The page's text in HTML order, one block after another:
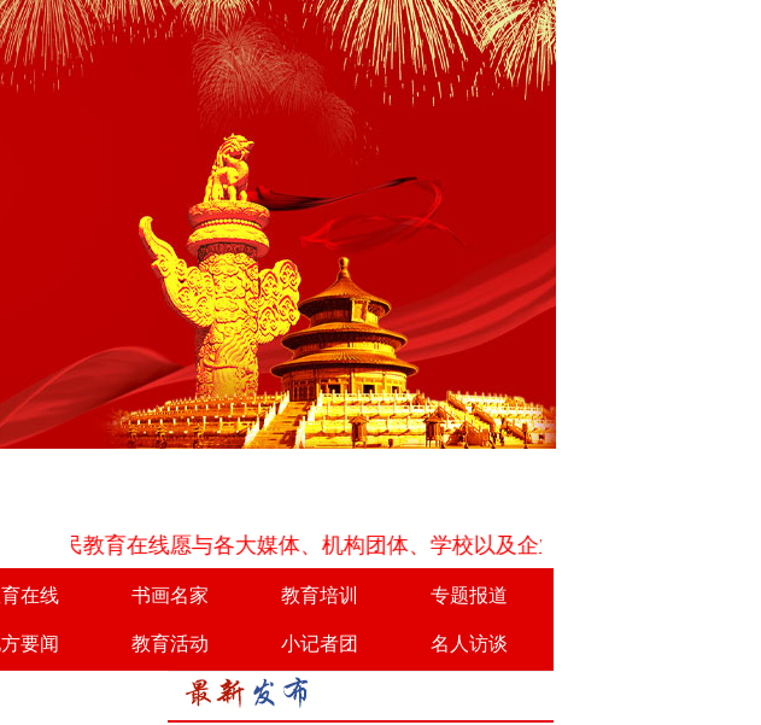
教育在线愿与各大媒体、机构团体、学校以及企业等在平等互利的基础上开展
在线 书画名家 教育培训 专题报道
要闻 教育活动 小记者团 名人访谈